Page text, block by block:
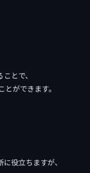
とで、
ができます。
役立ちますが、